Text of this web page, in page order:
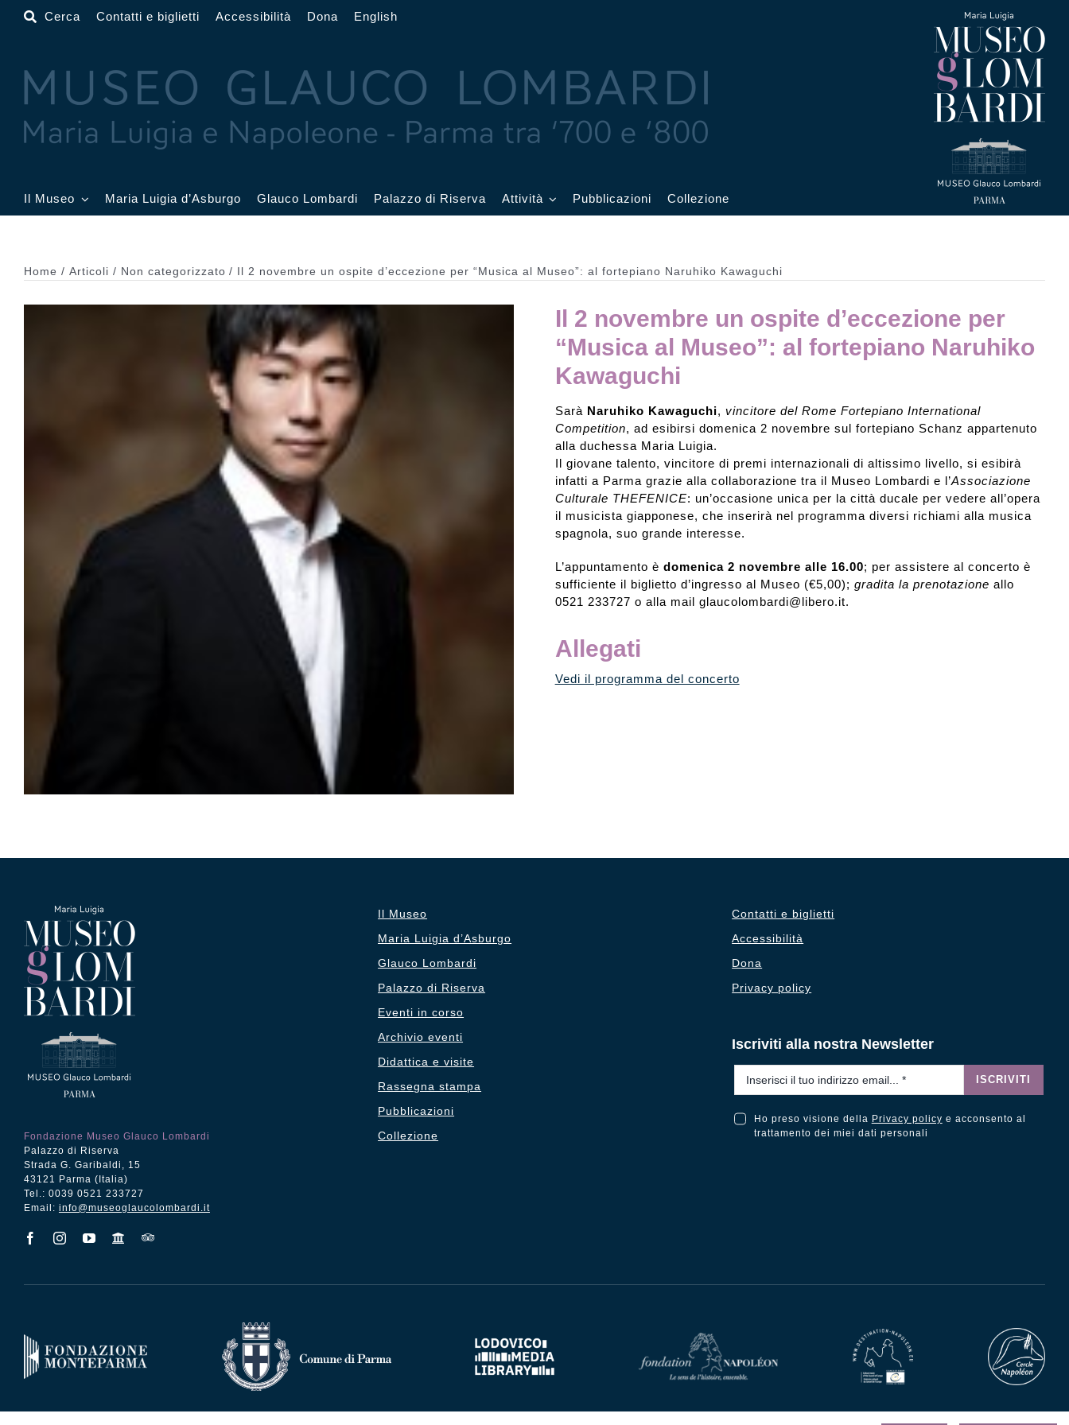
Salta
Cerca Contatti e biglietti Accessibilità Dona English
Il Museo
Sala Petitot Sala Affetti
Maria Luigia d’Asburgo Glauco Lombardi Palazzo di Riserva Attività
Didattica e visite
Rassegna stampa
Prestiti a mostre esterne
Pubblicazioni Collezione
Home Articoli Non categorizzato Il 2 novembre un ospite d’eccezione per “Musica al Museo”: al fortepiano Naruhiko Kawaguchi
Il 2 novembre un ospite d’eccezione per
“Musica al Museo”: al fortepiano Naruhiko
Kawaguchi
Sarà Naruhiko Kawaguchi, vincitore del Rome Fortepiano International
Competition, ad esibirsi domenica 2 novembre sul fortepiano Schanz appartenuto
alla duchessa Maria Luigia.
Il giovane talento, vincitore di premi internazionali di altissimo livello, si esibirà
infatti a Parma grazie alla collaborazione tra il Museo Lombardi e l’Associazione
Culturale THEFENICE: un’occasione unica per la città ducale per vedere all’opera
il musicista giapponese, che inserirà nel programma diversi richiami alla musica
spagnola, suo grande interesse.
L’appuntamento è domenica 2 novembre alle 16.00; per assistere al concerto è
sufficiente il biglietto d’ingresso al Museo (€5,00); gradita la prenotazione allo
0521 233727 o alla mail glaucolombardi@libero.it.
Allegati
Vedi il programma del concerto
Fondazione Museo Glauco Lombardi
Palazzo di Riserva
Strada G. Garibaldi, 15
43121 Parma (Italia)
Tel.: 0039 0521 233727
Email: info@museoglaucolombardi.it
Il Museo
Maria Luigia d’Asburgo
Glauco Lombardi
Palazzo di Riserva
Eventi in corso
Archivio eventi
Didattica e visite
Rassegna stampa
Pubblicazioni
Collezione
Contatti e biglietti
Accessibilità
Dona
Privacy policy
Iscriviti alla nostra Newsletter
ISCRIVITI
Ho preso visione della Privacy policy e acconsento al
trattamento dei miei dati personali